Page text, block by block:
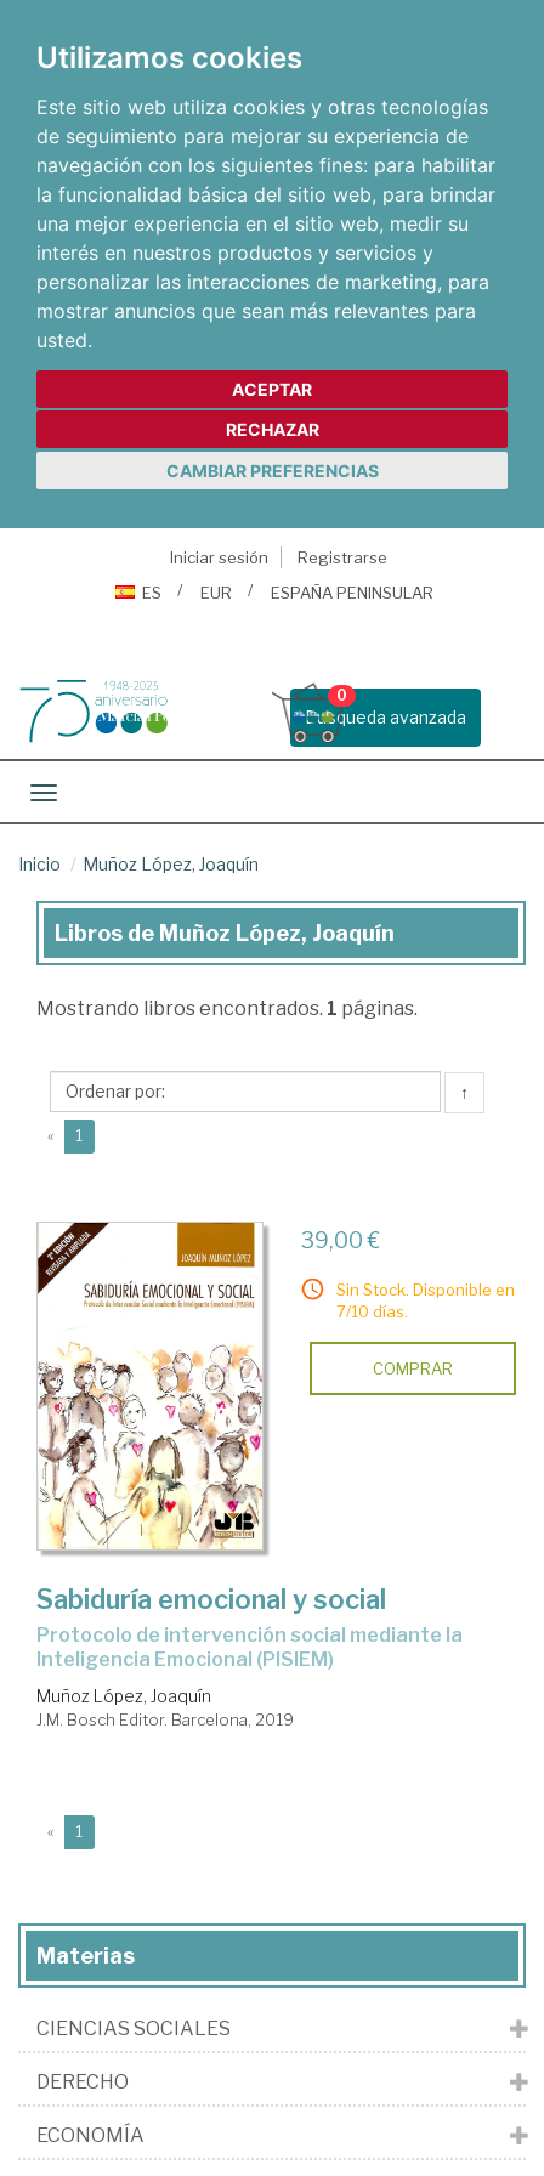
Utilizamos cookies
Este sitio web utiliza cookies y otras tecnologías
de seguimiento para mejorar su experiencia de
navegación con los siguientes fines: para habilitar
la funcionalidad básica del sitio web, para brindar
una mejor experiencia en el sitio web, medir su
interés en nuestros productos y servicios y
personalizar las interacciones de marketing, para
mostrar anuncios que sean más relevantes para
usted.
ACEPTAR
RECHAZAR
CAMBIAR PREFERENCIAS
Iniciar sesión
Registrarse
ES
EUR ESPAÑA PENINSULAR
Busqueda avanzada
0
Toggle navigation
Inicio Muñoz López, Joaquín
Libros
Muñoz
Joaquín
Libros de Muñoz López, Joaquín
Mostrando libros encontrados. 1 páginas.
↑
« 1
39,00 €
Sin Stock. Disponible en
7/10 días.
COMPRAR
Sabiduría emocional y social
protocolo de intervención social mediante la
Inteligencia Emocional (PISIEM)
Muñoz López, Joaquín
J.M. Bosch Editor. Barcelona, 2019
« 1
Materias
CIENCIAS SOCIALES
DERECHO
ECONOMÍA